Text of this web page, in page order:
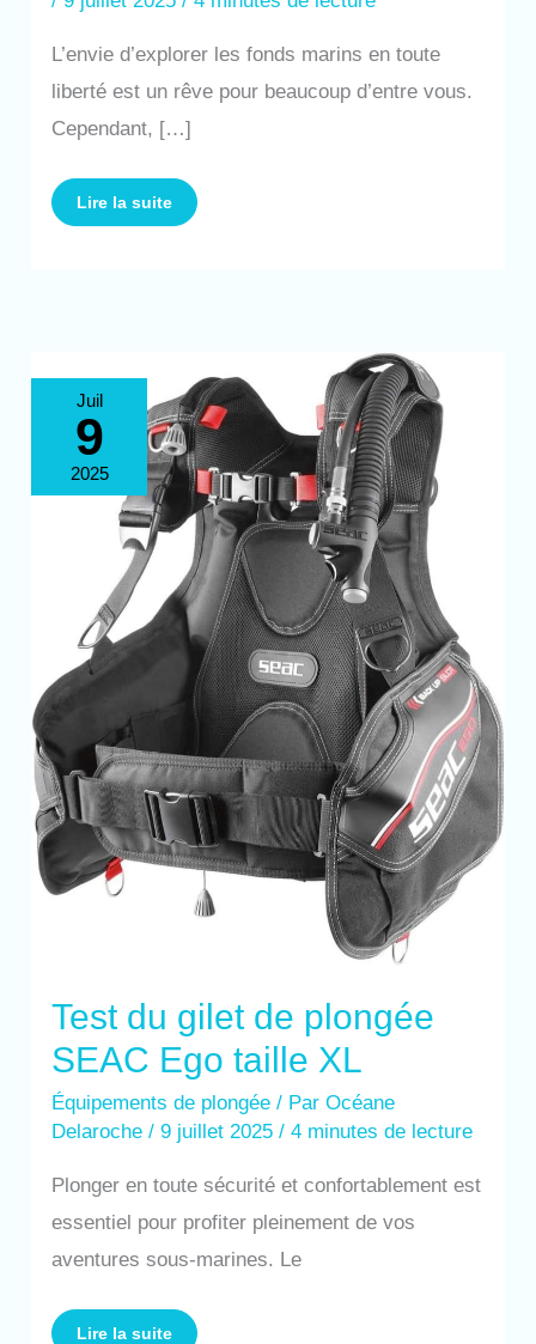
L’envie d’explorer les fonds marins en toute
liberté est un rêve pour beaucoup d’entre vous.
Cependant, […]
Lire la suite
Juil
9
2025
Test du gilet de plongée
SEAC Ego taille XL
Équipements de plongée / ParOcéane
Delaroche/9 juillet 2025/4 minutes de lecture
Plonger en toute sécurité et confortablement est
essentiel pour profiter pleinement de vos
aventures sous-marines. Le
du
gilet
de
plongée
SEAC
Ego
Lire la suite